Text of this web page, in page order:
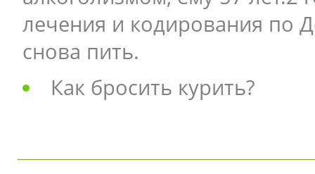
лечения и кодирования по
снова пить.
Как бросить курить?